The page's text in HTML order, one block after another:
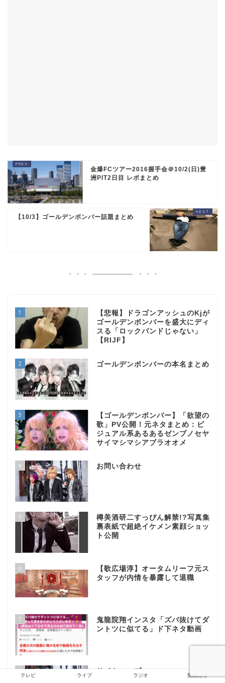
金爆FCツアー2016握手会＠10/2(日)豊
洲PIT2日目 レポまとめ
【10/3】ゴールデンボンバー話題まとめ
1
【悲報】ドラゴンアッシュのKjが
ゴールデンボンバーを盛大にディ
スる「ロックバンドじゃない」
【RIJF】
2 ゴールデンボンバーの本名まとめ
3
【ゴールデンボンバー】「欲望の
歌」PV公開！元ネタまとめ：ビ
ジュアル系あるあるゼンブノセヤ
サイマシマシアブラオオメ
4 お問い合わせ
5
樽美酒研二すっぴん解禁!?写真集
裏表紙で超絶イケメン素顔ショッ
ト公開
6
【歌広場淳】オータムリーフ元ス
タッフが内情を暴露して退職
7
鬼龍院翔インスタ「ズバ抜けてダ
ントツに似てる」ド下ネタ動画
8 サイトマップ
テレビ ライブ ラジオ 鬼龍院翔